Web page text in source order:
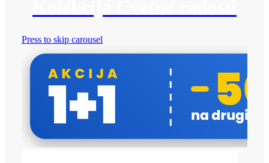
Press to skip carousel